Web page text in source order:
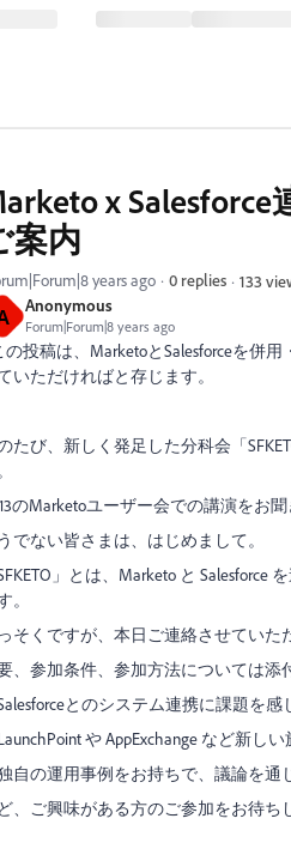
Anonymous
Forum|Forum|8 years ago
x
案内
years ago 0 replies 133
の投稿は、MarketoとSalesforceを併
いただければと存じます。
たび、新しく発足した分科会「
のMarketoユーザー会での講演をお
でない皆さまは、はじめまして。
SFKETO」とは、Marketo と
。
そくですが、本日ご連絡させていた
、参加条件、参加方法については添
とのシステム連携に課題を
や AppExchange など新
自の運用事例をお持ちで、議論を
、ご興味がある方のご参加をお待ち